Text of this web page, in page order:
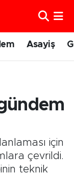
Asayiş
için
çevrildi.
teknik